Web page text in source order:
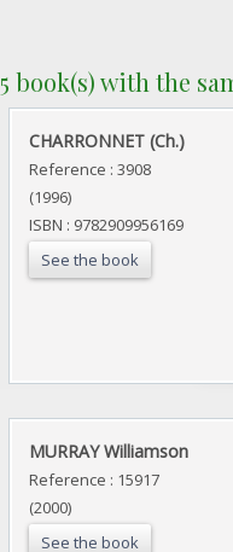
5 book(s) with the
‎CHARRONNET (Ch.)‎
Reference : 3908
(1996)
ISBN : 9782909956169
See the book
‎MURRAY Williamson‎
Reference : 15917
(2000)
See the book